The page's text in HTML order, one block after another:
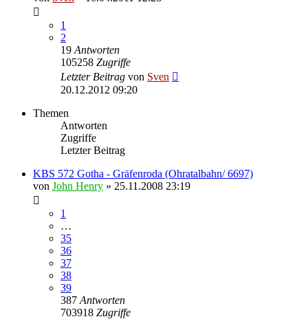
1
2
19 Antworten
105258 Zugriffe
Letzter Beitrag von Sven
20.12.2012 09:20
Themen
Antworten
Zugriffe
Letzter Beitrag
KBS 572 Gotha - Gräfenroda (Ohratalbahn/ 6697)
von John Henry » 25.11.2008 23:19
1
…
35
36
37
38
39
387 Antworten
703918 Zugriffe